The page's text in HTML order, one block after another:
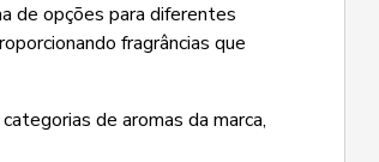
de opções para diferentes
fragrâncias que
de aromas da marca,